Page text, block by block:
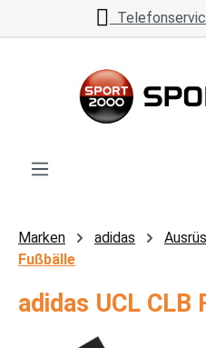
Zum Hauptinhalt springen
Marken adidas
Fußbälle
adidas UCL CLB